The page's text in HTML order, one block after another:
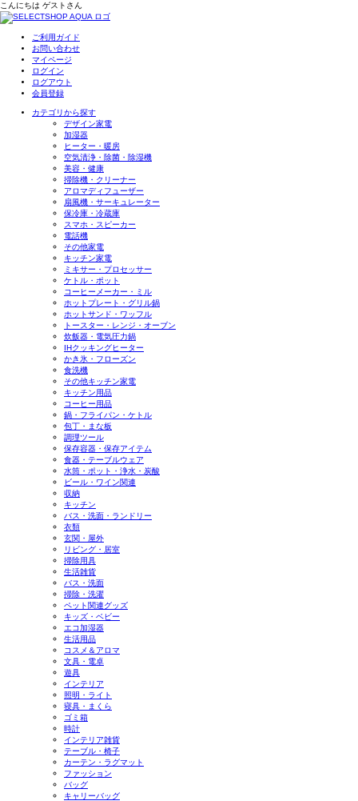
こんにちは ゲスト さん
ご利用ガイド
お問い合わせ
マイページ
ログイン
ログアウト
会員登録
カテゴリから探す
デザイン家電
加湿器
ヒーター・暖房
空気清浄・除菌・除湿機
美容・健康
掃除機・クリーナー
アロマディフューザー
扇風機・サーキュレーター
保冷庫・冷蔵庫
スマホ・スピーカー
電話機
その他家電
キッチン家電
ミキサー・プロセッサー
ケトル・ポット
コーヒーメーカー・ミル
ホットプレート・グリル鍋
ホットサンド・ワッフル
トースター・レンジ・オーブン
炊飯器・電気圧力鍋
IHクッキングヒーター
かき氷・フローズン
食洗機
その他キッチン家電
キッチン用品
コーヒー用品
鍋・フライパン・ケトル
包丁・まな板
調理ツール
保存容器・保存アイテム
食器・テーブルウェア
水筒・ポット・浄水・炭酸
ビール・ワイン関連
収納
キッチン
バス・洗面・ランドリー
衣類
玄関・屋外
リビング・居室
掃除用具
生活雑貨
バス・洗面
掃除・洗濯
ペット関連グッズ
キッズ・ベビー
エコ加湿器
生活用品
コスメ＆アロマ
文具・電卓
遊具
インテリア
照明・ライト
寝具・まくら
ゴミ箱
時計
インテリア雑貨
テーブル・椅子
カーテン・ラグマット
ファッション
バッグ
キャリーバッグ